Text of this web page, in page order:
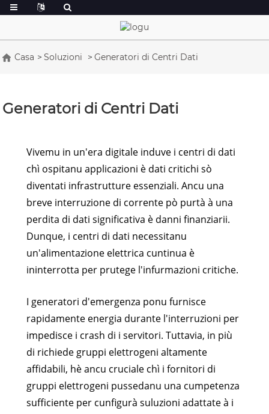
Casa Soluzioni Generatori di Centri Dati
Generatori di Centri Dati
Vivemu in un'era digitale induve i centri di dati
chì ospitanu applicazioni è dati critichi sò
diventati infrastrutture essenziali. Ancu una
breve interruzione di corrente pò purtà à una
perdita di dati significativa è danni finanziarii.
Dunque, i centri di dati necessitanu
un'alimentazione elettrica cuntinua è
ininterrotta per prutege l'infurmazioni critiche.
I generatori d'emergenza ponu furnisce
rapidamente energia durante l'interruzioni per
impedisce i crash di i servitori. Tuttavia, in più
di richiede gruppi elettrogeni altamente
affidabili, hè ancu cruciale chì i fornitori di
gruppi elettrogeni pussedanu una cumpetenza
sufficiente per cunfigurà suluzioni adattate à i